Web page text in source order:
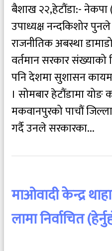
बैशाख २२,हेटौंडा:- नेकपा
उपाध्यक्ष नन्दकिशोर
राजनीतिक अबस्था
वर्तमान सरकार
पनि देशमा सुशासन
। सोमबार हेटौंडामा
मकवानपुरको पाचौं
गर्दै उनले सरकारका...
माओवादी केन्द्र
लामा निर्वाचित